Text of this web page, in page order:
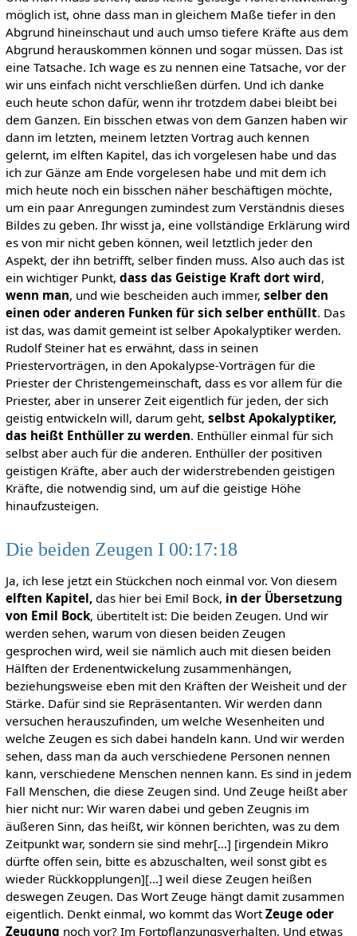
möglich ist, ohne dass man in gleichem Maße tiefer in den
Abgrund hineinschaut und auch umso tiefere Kräfte aus dem
Abgrund herauskommen können und sogar müssen. Das ist
eine Tatsache. Ich wage es zu nennen eine Tatsache, vor der
wir uns einfach nicht verschließen dürfen. Und ich danke
euch heute schon dafür, wenn ihr trotzdem dabei bleibt bei
dem Ganzen. Ein bisschen etwas von dem Ganzen haben wir
dann im letzten, meinem letzten Vortrag auch kennen
gelernt, im elften Kapitel, das ich vorgelesen habe und das
ich zur Gänze am Ende vorgelesen habe und mit dem ich
mich heute noch ein bisschen näher beschäftigen möchte,
um ein paar Anregungen zumindest zum Verständnis dieses
Bildes zu geben. Ihr wisst ja, eine vollständige Erklärung wird
es von mir nicht geben können, weil letztlich jeder den
Aspekt, der ihn betrifft, selber finden muss. Also auch das ist
ein wichtiger Punkt, dass das Geistige Kraft dort wird,
wenn man, und wie bescheiden auch immer, selber den
einen oder anderen Funken für sich selber enthüllt. Das
ist das, was damit gemeint ist selber Apokalyptiker werden.
Rudolf Steiner hat es erwähnt, dass in seinen
Priestervorträgen, in den Apokalypse-Vorträgen für die
Priester der Christengemeinschaft, dass es vor allem für die
Priester, aber in unserer Zeit eigentlich für jeden, der sich
geistig entwickeln will, darum geht, selbst Apokalyptiker,
das heißt Enthüller zu werden. Enthüller einmal für sich
selbst aber auch für die anderen. Enthüller der positiven
geistigen Kräfte, aber auch der widerstrebenden geistigen
Kräfte, die notwendig sind, um auf die geistige Höhe
hinaufzusteigen.
Die beiden Zeugen I 00:17:18
Ja, ich lese jetzt ein Stückchen noch einmal vor. Von diesem
elften Kapitel,das hier bei Emil Bock, in der Übersetzung
von Emil Bock, übertitelt ist: Die beiden Zeugen. Und wir
werden sehen, warum von diesen beiden Zeugen
gesprochen wird, weil sie nämlich auch mit diesen beiden
Hälften der Erdenentwickelung zusammenhängen,
beziehungsweise eben mit den Kräften der Weisheit und der
Stärke. Dafür sind sie Repräsentanten. Wir werden dann
versuchen herauszufinden, um welche Wesenheiten und
welche Zeugen es sich dabei handeln kann. Und wir werden
sehen, dass man da auch verschiedene Personen nennen
kann, verschiedene Menschen nennen kann. Es sind in jedem
Fall Menschen, die diese Zeugen sind. Und Zeuge heißt aber
hier nicht nur: Wir waren dabei und geben Zeugnis im
äußeren Sinn, das heißt, wir können berichten, was zu dem
Zeitpunkt war, sondern sie sind mehr[…] [irgendein Mikro
dürfte offen sein, bitte es abzuschalten, weil sonst gibt es
wieder Rückkopplungen][…] weil diese Zeugen heißen
deswegen Zeugen. Das Wort Zeuge hängt damit zusammen
eigentlich. Denkt einmal, wo kommt das WortZeuge oder
Zeugung noch vor? Im Fortpflanzungsverhalten. Und etwas